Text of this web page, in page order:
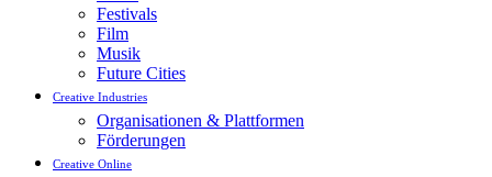
Festivals
Film
Musik
Future Cities
Creative Industries
Organisationen & Plattformen
Förderungen
Creative Online